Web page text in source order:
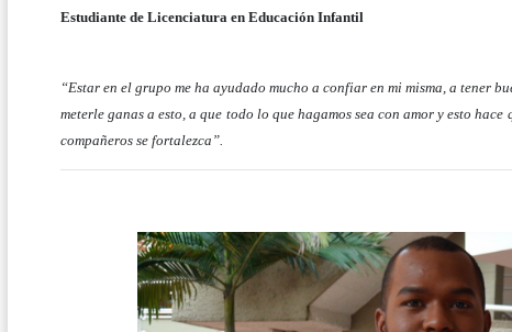
Estudiante de Licenciatura en Educación Infantil
“Estar en el grupo me ha ayudado mucho a confiar en mi misma, a tener
meterle ganas a esto, a que todo lo que hagamos sea con amor y esto
compañeros se fortalezca”.